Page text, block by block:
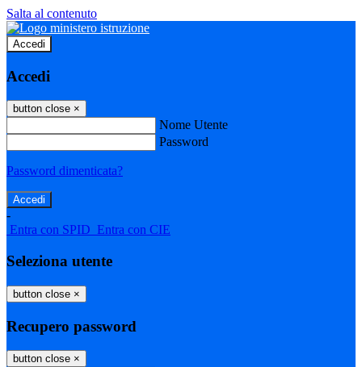
Salta al contenuto
Accedi
Accedi
button close ×
Nome Utente
Password
Password dimenticata?
-
Entra con SPID Entra con CIE
Seleziona utente
button close ×
Recupero password
button close ×